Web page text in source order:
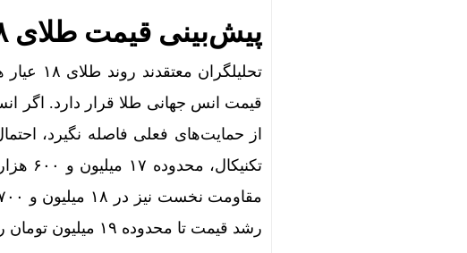
پیش‌بینی قیمت طلای ۱۸ عیار
از حمایت‌های فعلی فاصله نگیرد،
رشد قیمت تا محدوده ۱۹ میلیون تومان را هموار کند.